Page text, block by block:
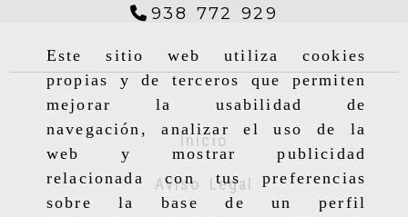
Este sitio web utiliza cookies
propias y de terceros que permiten
mejorar la usabilidad de
navegación, analizar el uso de la
web y mostrar publicidad
relacionada con tus preferencias
sobre la base de un perfil
938 772 929
Inicio
Aviso Legal